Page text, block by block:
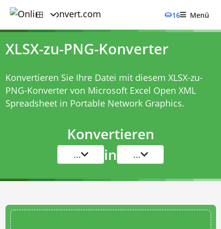
16 Menü
XLSX-zu-PNG-Konverter
Konvertieren Sie Ihre Datei mit diesem XLSX-zu-
PNG-Konvertervon Microsoft Excel Open XML
Spreadsheet in Portable Network Graphics.
Konvertieren
... in ...